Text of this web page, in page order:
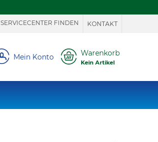
SERVICECENTER FINDEN KONTAKT
Mein Konto Warenkorb
Kein Artikel